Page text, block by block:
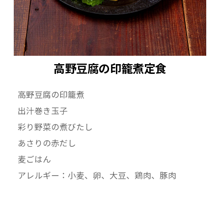
高野豆腐の印籠煮定食
高野豆腐の印籠煮
出汁巻き玉子
彩り野菜の煮びたし
あさりの赤だし
麦ごはん
アレルギー：小麦、卵、大豆、鶏肉、豚肉